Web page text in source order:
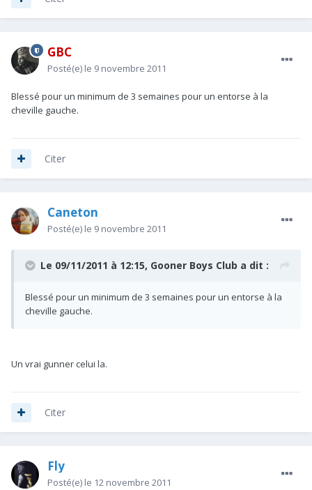
GBC
Posté(e) le 9 novembre 2011
Blessé pour un minimum de 3 semaines pour un entorse à la
cheville gauche.
Citer
Caneton
Posté(e) le 9 novembre 2011
Le 09/11/2011 à 12:15, Gooner Boys Club a dit :
Blessé pour un minimum de 3 semaines pour un entorse à la
cheville gauche.
Un vrai gunner celui la.
Citer
Fly
Posté(e) le 12 novembre 2011